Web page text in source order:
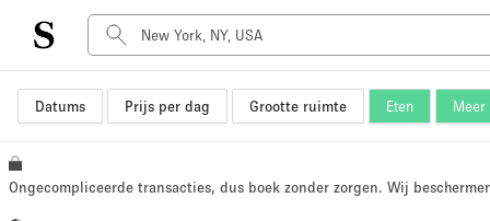
Datums Prijs per dag Grootte ruimte Eten
Type ruimte Advertentieruimte
Boot
Ongecompliceerde transacties, dus boek zonder zorgen. Wij